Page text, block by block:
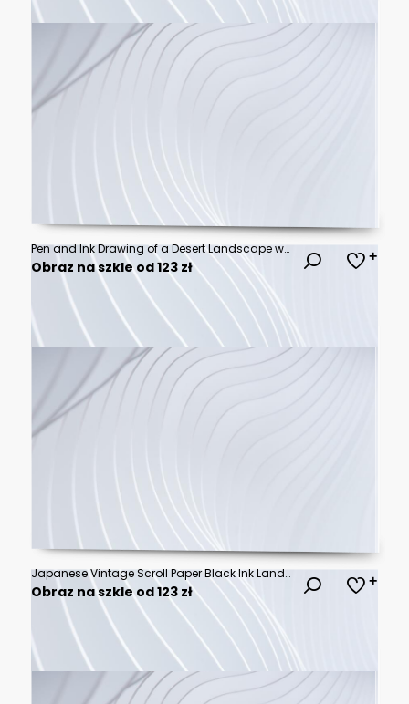
Pen and Ink Drawing of a Desert Landscape with Cacti and Cliffs.
Obraz na szkle od 123 zł
Japanese Vintage Scroll Paper Black Ink Landscape Frame Background Invitation Graphic
Obraz na szkle od 123 zł